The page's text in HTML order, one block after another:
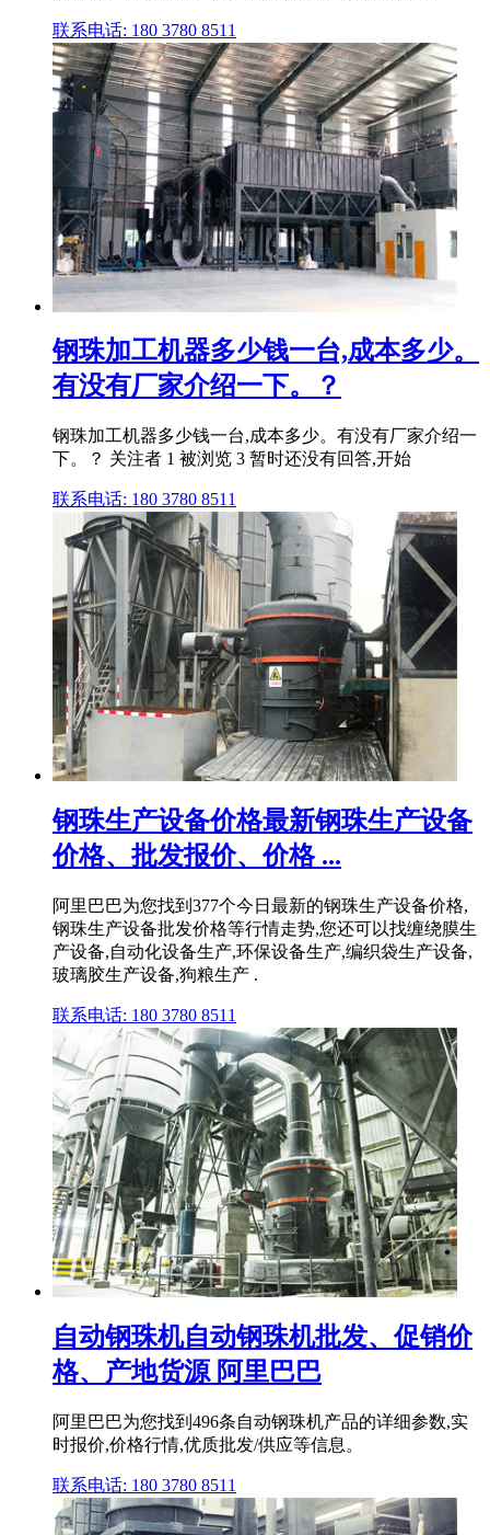
联系电话: 180 3780 8511
钢珠加工机器多少钱一台,成本多少。
有没有厂家介绍一下。？
钢珠加工机器多少钱一台,成本多少。有没有厂家介绍一
下。？ 关注者 1 被浏览 3 暂时还没有回答,开始
联系电话: 180 3780 8511
钢珠生产设备价格最新钢珠生产设备
价格、批发报价、价格 ...
阿里巴巴为您找到377个今日最新的钢珠生产设备价格,
钢珠生产设备批发价格等行情走势,您还可以找缠绕膜生
产设备,自动化设备生产,环保设备生产,编织袋生产设备,
玻璃胶生产设备,狗粮生产 .
联系电话: 180 3780 8511
自动钢珠机自动钢珠机批发、促销价
格、产地货源 阿里巴巴
阿里巴巴为您找到496条自动钢珠机产品的详细参数,实
时报价,价格行情,优质批发/供应等信息。
联系电话: 180 3780 8511